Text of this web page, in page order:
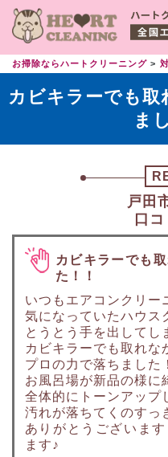
お掃除ならハートクリーニング
カビキラーでも取
ま
戸田
口
カビキラーでも
た！！
いつもエアコンクリー
気になっていたハウス
とうとう手を出してし
カビキラーでも取れな
プロの力で落ちました
お風呂場が新品の様に
全体的にトーンアップ
汚れが落ちてくのすっ
ありがとうございま
ます♪